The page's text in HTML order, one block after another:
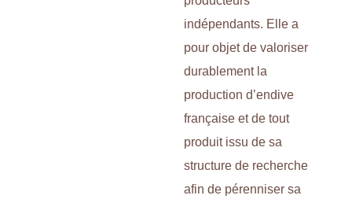
indépendants. Elle a
pour objet de valoriser
durablement la
production d’endive
française et de tout
produit issu de sa
structure de recherche
afin de pérenniser sa